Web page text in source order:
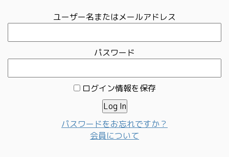
ユーザー名またはメールアドレス
パスワード
ログイン情報を保存
パスワードをお忘れですか？
会員について